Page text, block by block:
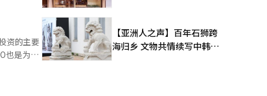
储备货
在全球
他的核心
服务，
的美元
市场规
创造一个
资的主要
也是为即
【亚洲人之声】百年石狮跨
海归乡 文物共情续写中韩人